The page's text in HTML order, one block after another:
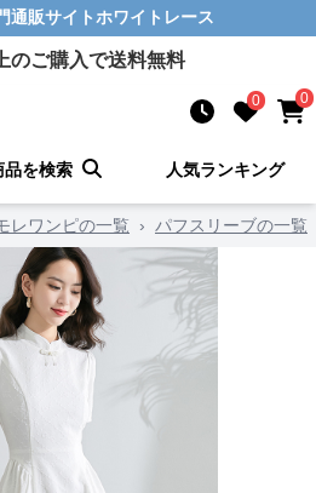
通販サイトホワイトレース
のご購入で送料無料
0 0
品を検索 人気ランキング
レワンピの一覧 › パフスリーブの一覧